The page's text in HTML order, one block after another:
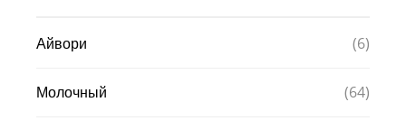
Айвори (6)
Молочный (64)